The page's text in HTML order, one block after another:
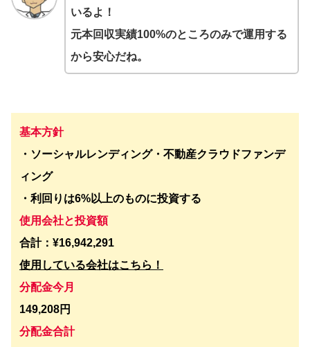
いるよ！
元本回収実績100%のところのみで運用する
から安心だね。
基本方針
・ソーシャルレンディング・不動産クラウドファンデ
ィング
・利回りは6%以上のものに投資する
使用会社と投資額
合計：¥16,942,291
使用している会社はこちら！
分配金今月
149,208円
分配金合計